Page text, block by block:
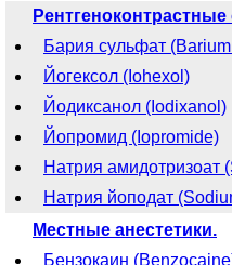
Рентгеноконтрастные
Бария сульфат
Йогексол (Iohexol)
Йодиксанол (Iodixanol)
Йопромид (Iopromide)
Натрия амидотризоат
Натрия йоподат
Местные анестетики.
Бензокаин